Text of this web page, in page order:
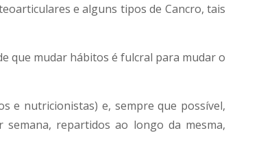
e alguns tipos de Cancro, tais
que mudar hábitos é fulcral para mudar o
e nutricionistas) e, sempre que possível,
repartidos ao longo da mesma,